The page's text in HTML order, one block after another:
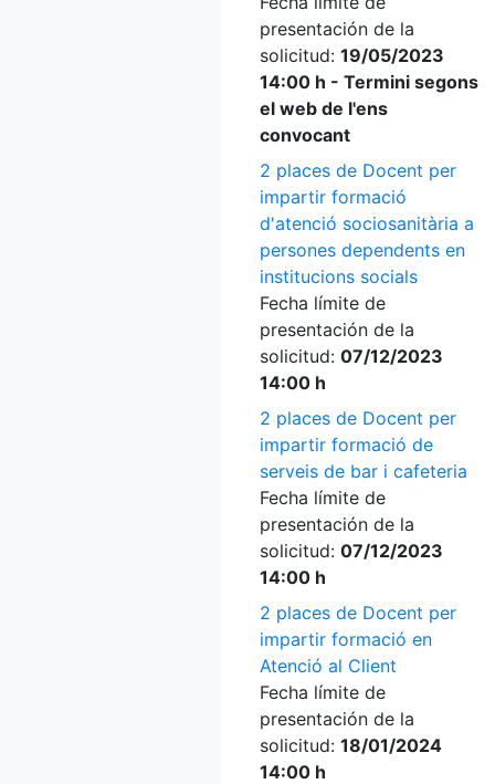
presentación de la
solicitud: 19/05/2023
14:00 h - Termini segons
el web de l'ens
convocant
2 places de Docent per
impartir formació
d'atenció sociosanitària a
persones dependents en
institucions socials
Fecha límite de
presentación de la
solicitud: 07/12/2023
14:00 h
2 places de Docent per
impartir formació de
serveis de bar i cafeteria
Fecha límite de
presentación de la
solicitud: 07/12/2023
14:00 h
2 places de Docent per
impartir formació en
Atenció al Client
Fecha límite de
presentación de la
solicitud: 18/01/2024
14:00 h